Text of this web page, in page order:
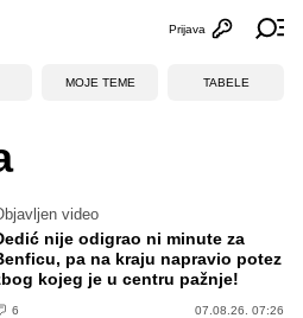
Otvori
Prijava
MOJE TEME TABELE
video
nije odigrao ni minute za
pa na kraju napravio potez
kojeg je u centru pažnje!
6 07.08.26. 07:26